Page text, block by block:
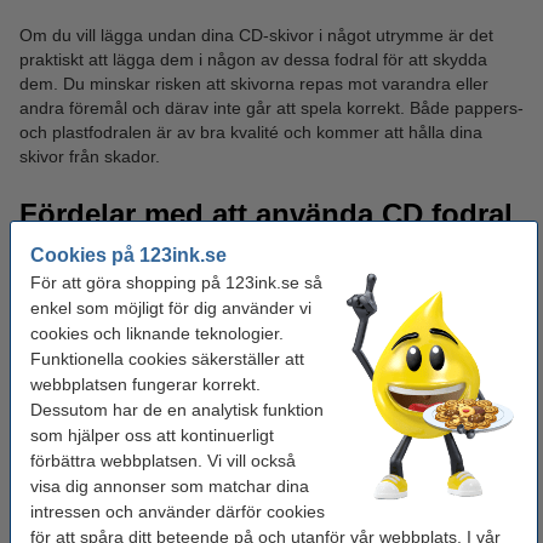
Cookies på 123ink.se
För att göra shopping på 123ink.se så
enkel som möjligt för dig använder vi
cookies och liknande teknologier.
Funktionella cookies säkerställer att
webbplatsen fungerar korrekt.
Dessutom har de en analytisk funktion
som hjälper oss att kontinuerligt
förbättra webbplatsen. Vi vill också
visa dig annonser som matchar dina
intressen och använder därför cookies
för att spåra ditt beteende på och utanför vår webbplats. I vår
Om du vill lägga undan dina CD-skivor i något utrymme är det
praktiskt att lägga dem i någon av dessa fodral för att skydda
dem. Du minskar risken att skivorna repas mot varandra eller
andra föremål och därav inte går att spela korrekt. Både pappers-
och plastfodralen är av bra kvalité och kommer att hålla dina
skivor från skador.
Fördelar med att använda CD fodral
Det finns flera fördelar med att använda CD fodral, i listan nedan
kan du läsa om några av dom:
Skyddar- Genom att använda CD fodral kommer dina skivor
att hållas borta från damm och smuts, vilket ger en lång
livslängd.
Organisering- Du kan enkelt organisera dina skivor och
därmed hitta enklare.
Märk och kategorisera- Många CD fodral ger dig möjlighet
att sätta in ett omslag eller etiketter och då kan du lätt
identifiera vilket skiva det är.
Använd CD fodral och ta del av fördelarna.